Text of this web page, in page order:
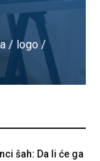
/ logo /
šah: Da li će ga